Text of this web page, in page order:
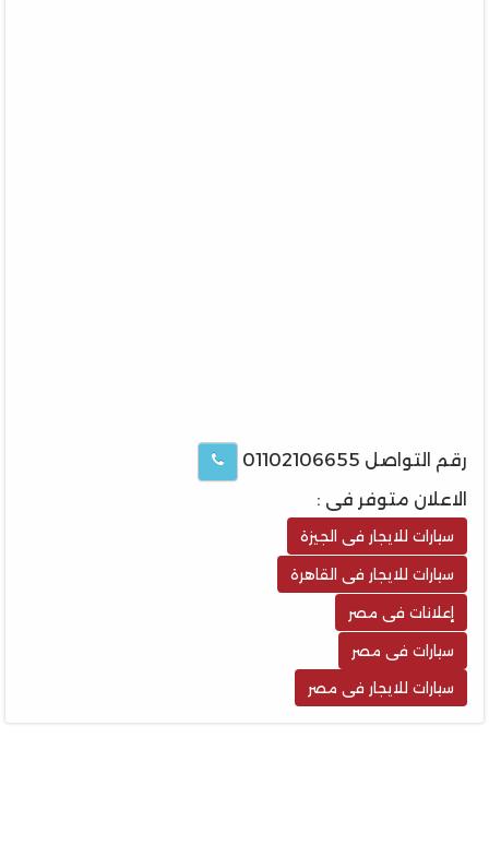
رقم التواصل 01102106655
الاعلان متوفر فى :
سيارات للايجار فى الجيزة
سيارات للايجار فى القاهرة
إعلانات فى مصر
سيارات فى مصر
سيارات للايجار فى مصر